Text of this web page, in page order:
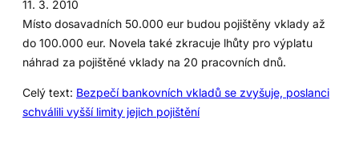
11. 3. 2010
Místo dosavadních 50.000 eur budou pojištěny vklady až
do 100.000 eur. Novela také zkracuje lhůty pro výplatu
náhrad za pojištěné vklady na 20 pracovních dnů.
Celý text: Bezpečí bankovních vkladů se zvyšuje, poslanci
schválili vyšší limity jejich pojištění